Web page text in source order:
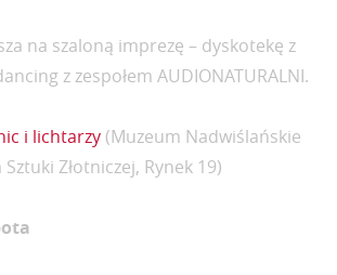
na szaloną imprezę – dyskotekę z
z zespołem AUDIONATURALNI.
i lichtarzy (Muzeum Nadwiślańskie
Złotniczej, Rynek 19)